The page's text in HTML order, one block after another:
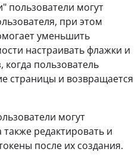
пользователи могут
при этом
уменьшить
настраивать флажки и
пользователь
страницы и возвращается
могут
редактировать и
после их создания.